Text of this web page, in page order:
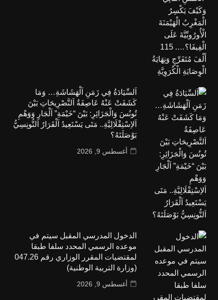
اَلسِّيَادَةُ فِي زَمَنِ اَلْهَشَاشَةِ… وَمَا
كَشَفَتْ عَنْهُ عَاصِفَةُ اَلتَّصْرِيحَاتِ بَيْنَ
تُونُسَ وَالْجَزَائِرِ: بَيْنَ “خَيْمَةِ” اَلْجَارِ وَوَهْمِ
اَلاِسْتِقْلَالِيَّةِ.. مَتَى يَسْتَعِيدُ اَلْقَرَارُ اَلتُّونِسِيُّ
بَوْصَلَتَهُ؟
أغسطس 9, 2026
الدخول المدرسي المقبل سیتم في
موعده الرسمي المحدد سلفا طبقا
لمقتضیات المقرر الوزاري رقم 047.26
(وزارة التربية الوطنية)
أغسطس 9, 2026